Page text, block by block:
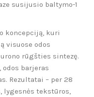
susijusio baltymo-1
koncepciją, kuri
visuose odos
rūgšties sintezę.
barjeras
Rezultatai – per 28
lygesnės tekstūros,